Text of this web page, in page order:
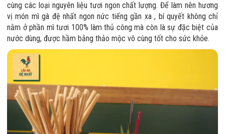
cùng các loại nguyên liệu tươi ngon chất lượng. Để làm nên hương
vị món mì gà đệ nhất ngon nức tiếng gần xa , bí quyết không chỉ
nằm ở phần mì tươi 100% làm thủ công mà còn là sự đặc biệt của
nước dùng, được hầm bằng thảo mộc vô cùng tốt cho sức khỏe.